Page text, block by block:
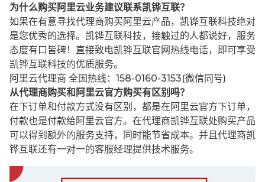
为什么购买阿里云业务建议联系凯铧互联？
如果在有意寻找代理商购买阿里云产品，凯铧互联科技绝对
是您优秀的选择。凯铧互联科技，接触过的人都说好，服务
态度有口皆碑！直接致电凯铧互联官网热线电话，即可享受
凯铧互联科技的优质服务。
阿里云代理商 全国热线：158-0160-3153(微信同号)
从代理商购买和阿里云官方购买有区别吗？
在下订单和付款方式没有区别，都是在阿里云官方下订单，
付款也是付款给阿里云官方。在代理商凯铧互联处购买产品
可以得到额外的服务支持，同时能节省成本。并且代理商凯
铧互联还有一对一的客服经理提供技术服务。